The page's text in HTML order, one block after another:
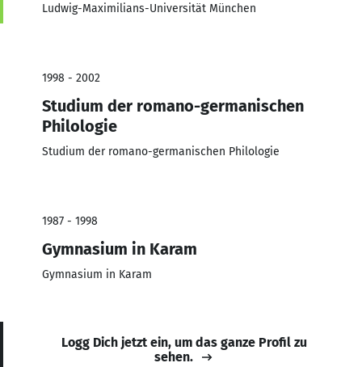
Ludwig-Maximilians-Universität München
1998 - 2002
Studium der romano-germanischen
Philologie
Studium der romano-germanischen Philologie
1987 - 1998
Gymnasium in Karam
Gymnasium in Karam
Logg Dich jetzt ein, um das ganze Profil zu
sehen.